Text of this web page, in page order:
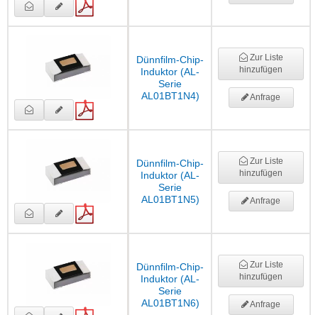
Dünnfilm-Chip-
Induktor (AL-
Serie
AL01BT1N4)
Zur Liste
hinzufügen
Anfrage
Dünnfilm-Chip-
Induktor (AL-
Serie
AL01BT1N5)
Zur Liste
hinzufügen
Anfrage
Dünnfilm-Chip-
Induktor (AL-
Serie
AL01BT1N6)
Zur Liste
hinzufügen
Anfrage